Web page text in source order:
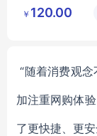
￥ 120.00
“随着消费观
加注重网购体
了更快捷、更安